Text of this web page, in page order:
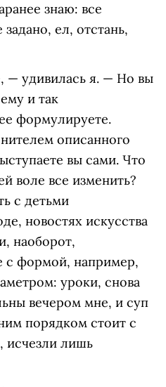
знаю: все
ел, отстань,
— удивилась я. — Но вы
и так
формулируете.
описанного
вы сами. Что
воле все изменить?
с детьми
новостях искусства
наоборот,
с формой, например,
уроки, снова
вечером мне, и суп
порядком стоит с
лишь